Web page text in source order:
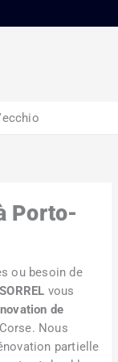
Porto-
ou besoin de
vous
de
Nous
partielle